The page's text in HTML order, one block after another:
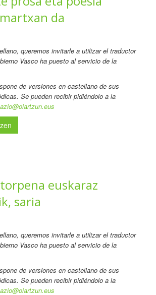
da
, queremos invitarle a utilizar el traductor
Vasco ha puesto al servicio de la
de versiones en castellano de sus
Se pueden recibir pidiéndolo a la
euskaraz
saria
, queremos invitarle a utilizar el traductor
Vasco ha puesto al servicio de la
de versiones en castellano de sus
Se pueden recibir pidiéndolo a la